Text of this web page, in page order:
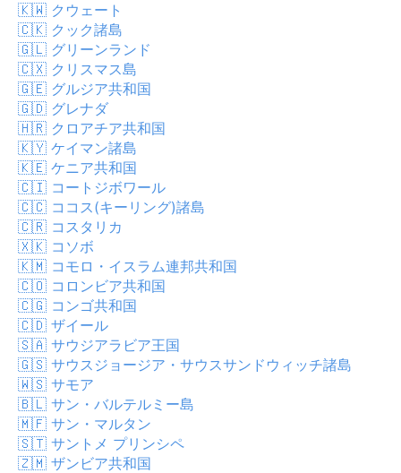
🇰🇼 クウェート
🇨🇰 クック諸島
🇬🇱 グリーンランド
🇨🇽 クリスマス島
🇬🇪 グルジア共和国
🇬🇩 グレナダ
🇭🇷 クロアチア共和国
🇰🇾 ケイマン諸島
🇰🇪 ケニア共和国
🇨🇮 コートジボワール
🇨🇨 ココス(キーリング)諸島
🇨🇷 コスタリカ
🇽🇰 コソボ
🇰🇲 コモロ・イスラム連邦共和国
🇨🇴 コロンビア共和国
🇨🇬 コンゴ共和国
🇨🇩 ザイール
🇸🇦 サウジアラビア王国
🇬🇸 サウスジョージア・サウスサンドウィッチ諸島
🇼🇸 サモア
🇧🇱 サン・バルテルミー島
🇲🇫 サン・マルタン
🇸🇹 サントメ プリンシペ
🇿🇲 ザンビア共和国